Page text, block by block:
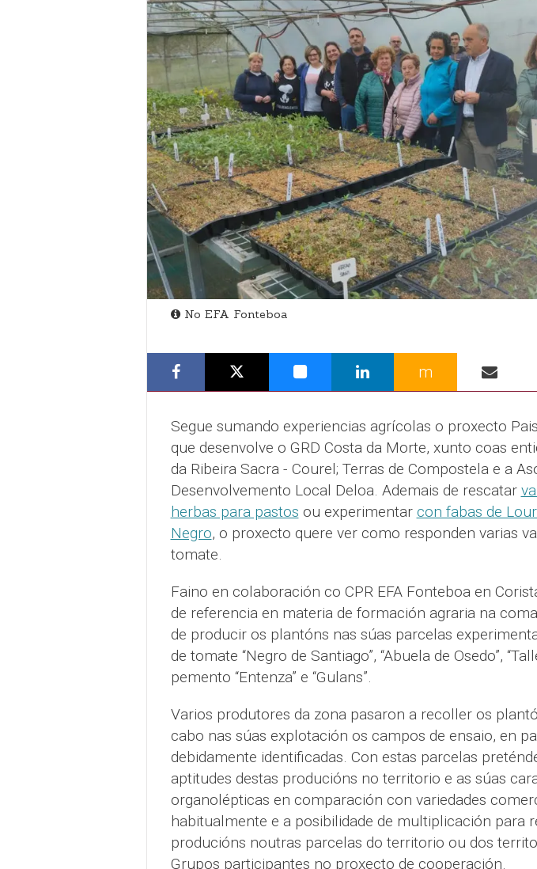
No EFA Fonteboa
m
Segue sumando experiencias agrícolas o proxecto
que desenvolve o GRD Costa da Morte, xunto coas
da Ribeira Sacra - Courel; Terras de Compostela e a
Desenvolvemento Local Deloa. Ademais de rescatar
herbas para pastos ou experimentar con fabas de
Negro, o proxecto quere ver como responden varias
tomate.
Faino en colaboración co CPR EFA Fonteboa en
de referencia en materia de formación agraria na
de producir os plantóns nas súas parcelas
de tomate “Negro de Santiago”, “Abuela de Osedo”,
pemento “Entenza” e “Gulans”.
Varios produtores da zona pasaron a recoller os
cabo nas súas explotación os campos de ensaio, en
debidamente identificadas. Con estas parcelas
aptitudes destas producións no territorio e as súas
organolépticas en comparación con variedades
habitualmente e a posibilidade de multiplicación para
producións noutras parcelas do territorio ou dos
Grupos participantes no proxecto de cooperación.